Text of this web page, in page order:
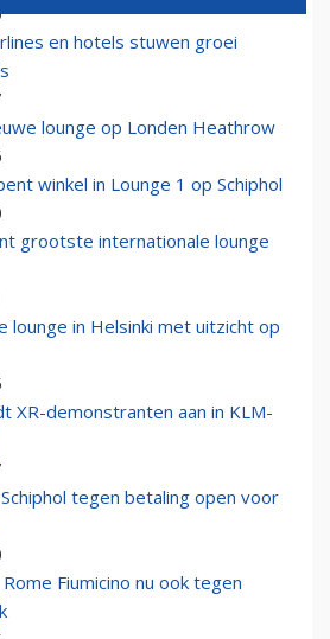
en hotels stuwen groei
lounge op Londen Heathrow
winkel in Lounge 1 op Schiphol
grootste internationale lounge
lounge in Helsinki met uitzicht op
XR-demonstranten aan in KLM-
tegen betaling open voor
Fiumicino nu ook tegen